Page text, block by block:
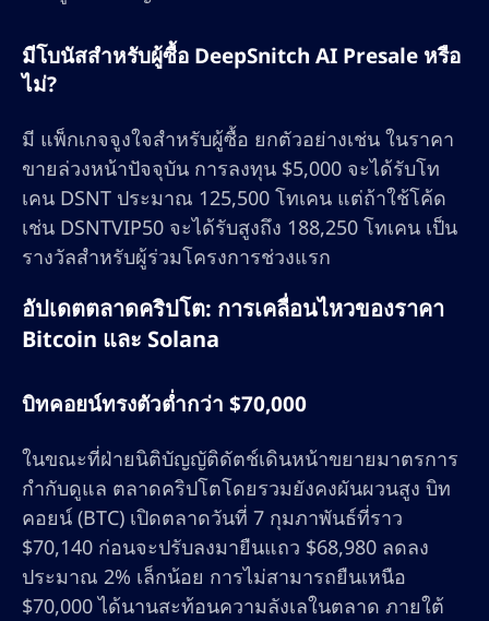
มีโบนัสสำหรับผู้ซื้อ DeepSnitch AI Presale หรือ
ไม่?
มี แพ็กเกจจูงใจสำหรับผู้ซื้อ ยกตัวอย่างเช่น ในราคา
ขายล่วงหน้าปัจจุบัน การลงทุน $5,000 จะได้รับโท
เคน DSNT ประมาณ 125,500 โทเคน แต่ถ้าใช้โค้ด
เช่น DSNTVIP50 จะได้รับสูงถึง 188,250 โทเคน เป็น
รางวัลสำหรับผู้ร่วมโครงการช่วงแรก
อัปเดตตลาดคริปโต: การเคลื่อนไหวของราคา
Bitcoin และ Solana
บิทคอยน์ทรงตัวต่ำกว่า $70,000
ในขณะที่ฝ่ายนิติบัญญัติดัตช์เดินหน้าขยายมาตรการ
กำกับดูแล ตลาดคริปโตโดยรวมยังคงผันผวนสูง บิท
คอยน์ (BTC) เปิดตลาดวันที่ 7 กุมภาพันธ์ที่ราว
$70,140 ก่อนจะปรับลงมายืนแถว $68,980 ลดลง
ประมาณ 2% เล็กน้อย การไม่สามารถยืนเหนือ
$70,000 ได้นานสะท้อนความลังเลในตลาด ภายใต้